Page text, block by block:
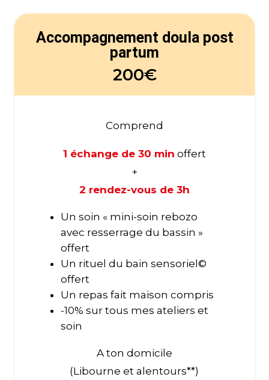
Accompagnement doula post
partum
200€
Comprend
1 échange de 30 min offert
+
2 rendez-vous de 3h
Un soin « mini-soin rebozo
avec resserrage du bassin »
offert
Un rituel du bain sensoriel©
offert
Un repas fait maison compris
-10% sur tous mes ateliers et
soin
A ton domicile
(Libourne et alentours**)